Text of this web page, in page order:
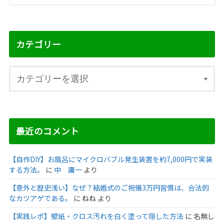
カテゴリー
最近のコメント
【自作DIY】お風呂にマイクロバブル発生装置を約7,000円で実装
する方法。
に 中 庸一より
【意外と歴史浅い】なぜ？結婚式のご祝儀3万円習慣は、合法的
なカツアゲである。
に ねねより
【実践レポ】壁紙・クロス汚れを白く塗って隠した方法 に 名無し